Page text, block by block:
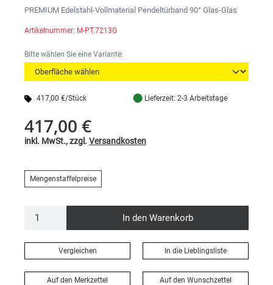
PREMIUM Edelstahl-Vollmaterial Pendeltürband 90° Glas-Glas
Artikelnummer: M-PT.7213G
Bitte wählen Sie eine Variante:
417,00 €/Stück ● Lieferzeit: 2-3 Arbeitstage
417,00 €
inkl. MwSt., zzgl. Versandkosten
Mengenstaffelpreise
In den Warenkorb
Vergleichen In die Lieblingsliste
Auf den Merkzettel Auf den Wunschzettel